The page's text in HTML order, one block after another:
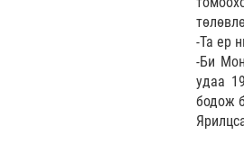
-Та ер
-Би
удаа
бодож